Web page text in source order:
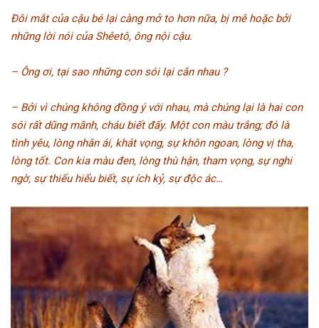
Đôi mắt của cậu bé lại càng mở to hơn nữa, bị mê hoặc bởi
những lời nói của Shêetô, ông nội cậu.
– Ông ơi, tại sao những con sói lại cắn nhau ?
– Bởi vì chúng không đồng ý với nhau, mà chúng lại là hai con
sói rất dũng mãnh, cháu biết đấy. Một con màu trắng; đó là
tình yêu, lòng nhân ái, khát vọng, sự khôn ngoan, lòng vị tha,
lòng tốt. Con kia màu đen, lòng thù hận, tham vọng, sự nghi
ngờ, sự thiếu hiểu biết, sự ích kỷ, sự độc ác…